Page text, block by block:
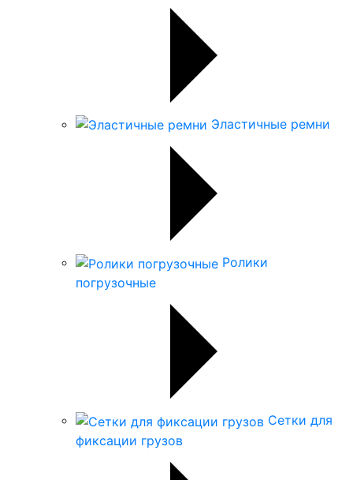
Эластичные ремни
Ролики
погрузочные
Сетки для
фиксации грузов